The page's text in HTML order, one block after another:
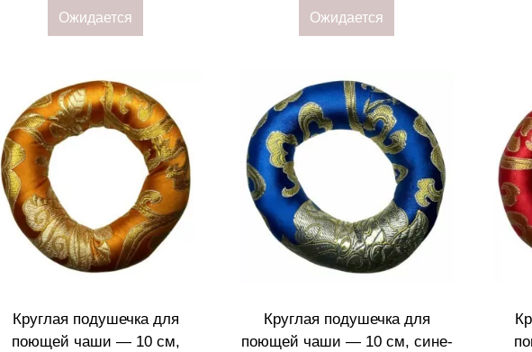
Ожидается Ожидается
Круглая подушечка для
поющей чаши — 10 см,
Круглая подушечка для
поющей чаши — 10 см, сине-